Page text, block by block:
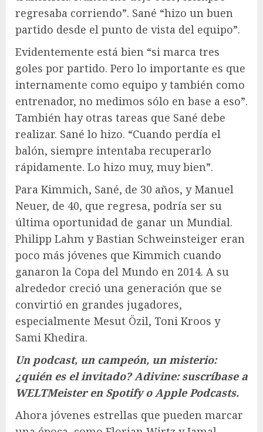
regresaba corriendo”. Sané “hizo un buen
partido desde el punto de vista del equipo”.
Evidentemente está bien “si marca tres
goles por partido. Pero lo importante es que
internamente como equipo y también como
entrenador, no medimos sólo en base a eso”.
También hay otras tareas que Sané debe
realizar. Sané lo hizo. “Cuando perdía el
balón, siempre intentaba recuperarlo
rápidamente. Lo hizo muy, muy bien”.
Para Kimmich, Sané, de 30 años, y Manuel
Neuer, de 40, que regresa, podría ser su
última oportunidad de ganar un Mundial.
Philipp Lahm y Bastian Schweinsteiger eran
poco más jóvenes que Kimmich cuando
ganaron la Copa del Mundo en 2014. A su
alrededor creció una generación que se
convirtió en grandes jugadores,
especialmente Mesut Özil, Toni Kroos y
Sami Khedira.
Un podcast, un campeón, un misterio:
¿quién es el invitado? Adivine: suscríbase a
WELTMeister en Spotify o Apple Podcasts.
Ahora jóvenes estrellas que pueden marcar